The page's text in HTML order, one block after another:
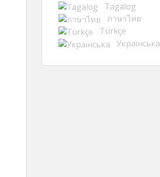
Tagalog
ภาษาไทย
Türkçe
Українська